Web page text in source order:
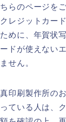
らのページを
レジットカー
めに、年賀状
ドが使えない
せん。
印刷製作所の
ている人は、